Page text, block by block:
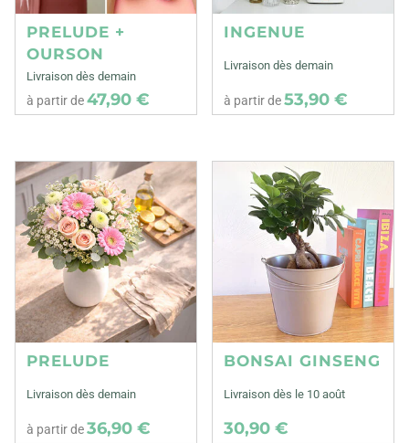
PRELUDE +
OURSON
Livraison dès demain
à partir de47,90 €
INGENUE
Livraison dès demain
à partir de53,90 €
PRELUDE
Livraison dès demain
à partir de36,90 €
BONSAI GINSENG
Livraison dès le 10 août
30,90 €